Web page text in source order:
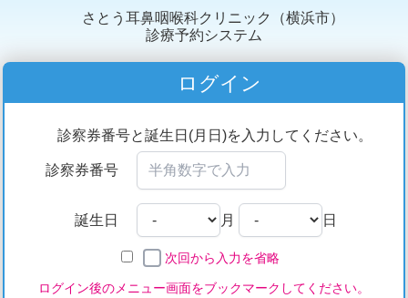
さとう耳鼻咽喉科クリニック（横浜市）
診療予約システム
ログイン
診察券番号と誕生日(月日)を入力してください。
診察券番号
誕生日 月 日
次回から入力を省略
ログイン後のメニュー画面をブックマークしてください。